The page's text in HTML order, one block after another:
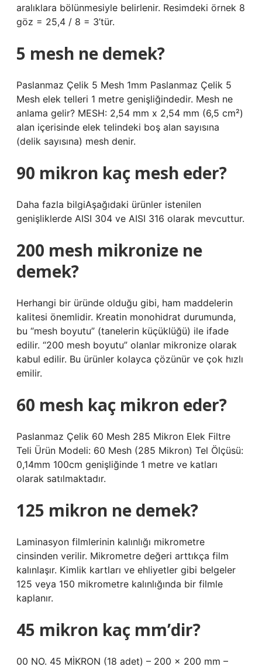
aralıklara bölünmesiyle belirlenir. Resimdeki örnek 8
göz = 25,4 / 8 = 3’tür.
5 mesh ne demek?
Paslanmaz Çelik 5 Mesh 1mm Paslanmaz Çelik 5
Mesh elek telleri 1 metre genişliğindedir. Mesh ne
anlama gelir? MESH: 2,54 mm x 2,54 mm (6,5 cm²)
alan içerisinde elek telindeki boş alan sayısına
(delik sayısına) mesh denir.
90 mikron kaç mesh eder?
Daha fazla bilgiAşağıdaki ürünler istenilen
genişliklerde AISI 304 ve AISI 316 olarak mevcuttur.
200 mesh mikronize ne
demek?
Herhangi bir üründe olduğu gibi, ham maddelerin
kalitesi önemlidir. Kreatin monohidrat durumunda,
bu “mesh boyutu” (tanelerin küçüklüğü) ile ifade
edilir. “200 mesh boyutu” olanlar mikronize olarak
kabul edilir. Bu ürünler kolayca çözünür ve çok hızlı
emilir.
60 mesh kaç mikron eder?
Paslanmaz Çelik 60 Mesh 285 Mikron Elek Filtre
Teli Ürün Modeli: 60 Mesh (285 Mikron) Tel Ölçüsü:
0,14mm 100cm genişliğinde 1 metre ve katları
olarak satılmaktadır.
125 mikron ne demek?
Laminasyon filmlerinin kalınlığı mikrometre
cinsinden verilir. Mikrometre değeri arttıkça film
kalınlaşır. Kimlik kartları ve ehliyetler gibi belgeler
125 veya 150 mikrometre kalınlığında bir filmle
kaplanır.
45 mikron kaç mm’dir?
00 NO. 45 MİKRON (18 adet) – 200 x 200 mm –